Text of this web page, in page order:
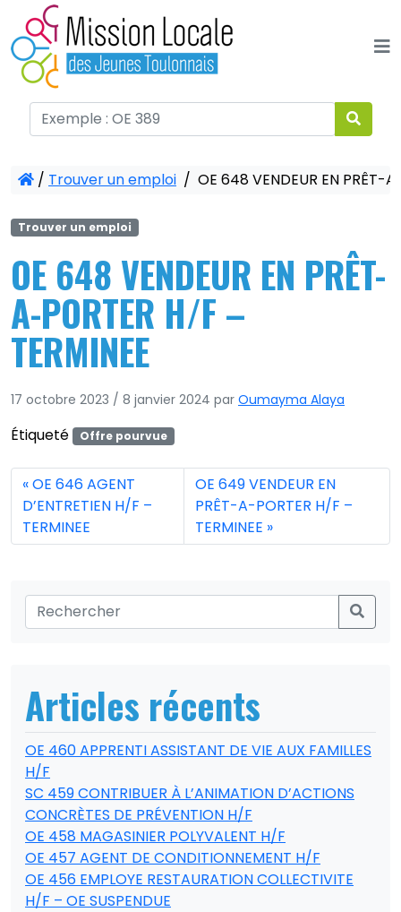
/ Trouver un emploi / OE 648 VENDEUR EN PRÊT-
Trouver un emploi
OE 648 VENDEUR EN PRÊT-
A-PORTER H/F –
TERMINEE
17 octobre 2023 / 8 janvier 2024 par Oumayma Alaya
Étiqueté Offre pourvue
OE 646 AGENT
D’ENTRETIEN H/F –
TERMINEE
OE 649 VENDEUR EN
PRÊT-A-PORTER H/F –
TERMINEE
Articles récents
OE 460 APPRENTI ASSISTANT DE VIE AUX FAMILLES
H/F
SC 459 CONTRIBUER À L’ANIMATION D’ACTIONS
CONCRÈTES DE PRÉVENTION H/F
OE 458 MAGASINIER POLYVALENT H/F
OE 457 AGENT DE CONDITIONNEMENT H/F
OE 456 EMPLOYE RESTAURATION COLLECTIVITE
H/F – OE SUSPENDUE
Panneau de gestion des cookies